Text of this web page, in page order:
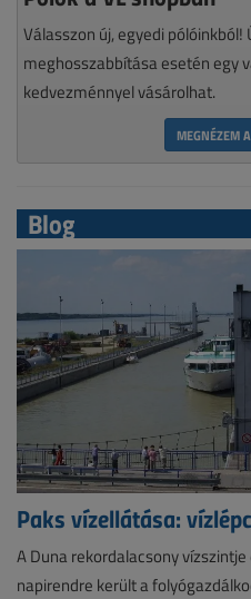
Válasszon új, egyedi
meghosszabbítása esetén egy
kedvezménnyel vásárolhat.
MEGNÉZEM
Blog
Paks vízellátása:
A Duna rekordalacsony
napirendre került a